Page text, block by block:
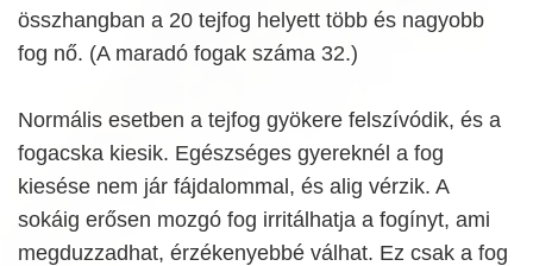
összhangban a 20 tejfog helyett több és nagyobb
fog nő. (A maradó fogak száma 32.)
Normális esetben a tejfog gyökere felszívódik, és a
fogacska kiesik. Egészséges gyereknél a fog
kiesése nem jár fájdalommal, és alig vérzik. A
sokáig erősen mozgó fog irritálhatja a fogínyt, ami
megduzzadhat, érzékenyebbé válhat. Ez csak a fog